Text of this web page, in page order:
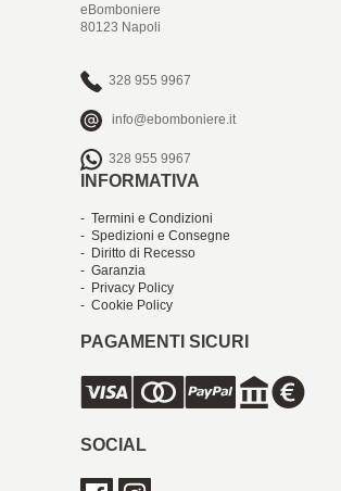
eBomboniere
80123 Napoli
328 955 9967
info@ebomboniere.it
328 955 9967
INFORMATIVA
- Termini e Condizioni
- Spedizioni e Consegne
- Diritto di Recesso
- Garanzia
- Privacy Policy
- Cookie Policy
PAGAMENTI SICURI
SOCIAL